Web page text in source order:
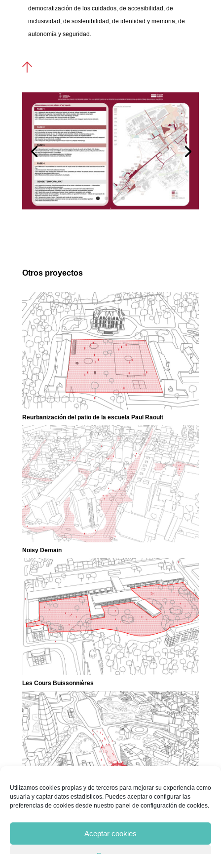
Utilizamos cookies propias y de terceros para mejorar su experiencia como
usuaria y captar datos estadísticos. Puedes aceptar o configurar las
preferencias de cookies desde nuestro panel de configuración de cookies.
Aceptar cookies
democratización de los cuidados, de accesibilidad, de
inclusividad, de sostenibilidad, de identidad y memoria, de
autonomía y seguridad.
Otros proyectos
Reurbanización del patio de la escuela Paul Raoult
Noisy Demain
Les Cours Buissonnières
« Entradas más antiguas